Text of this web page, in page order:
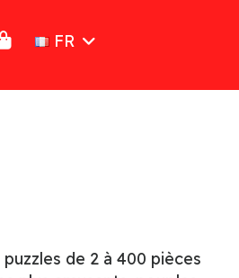
FR
de 2 à 400 pièces